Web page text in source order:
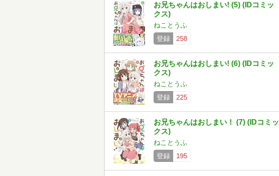
お兄ちゃんはおしまい! (5) (IDコミッ
クス)
ねことうふ
登録
258
お兄ちゃんはおしまい! (6) (IDコミッ
クス)
ねことうふ
登録
225
お兄ちゃんはおしまい！ (7) (IDコミッ
クス)
ねことうふ
登録
195